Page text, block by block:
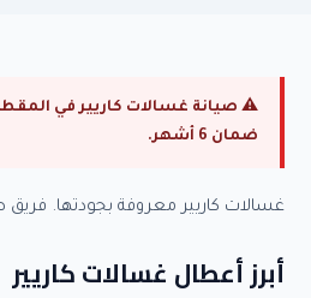
ضمان 6 أشهر.
غسالات كاريير معروفة بجودتها.
أبرز أعطال غسالات كاريير